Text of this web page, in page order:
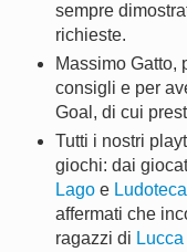
sempre
richieste.
Massimo Gatto,
consigli e per
Goal, di cui
Tutti i nostri
giochi: dai
Lagoe
affermati che
ragazzi di